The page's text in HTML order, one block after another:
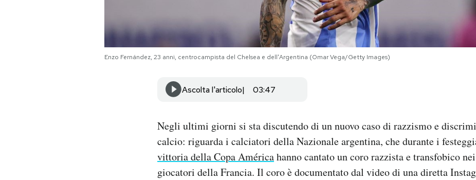
Enzo Fernández, 23 anni, centrocampista del Chelsea e dell'Argentina (Omar Vega/Getty Images)
Ascolta l'articolo 03:47
Negli ultimi giorni si sta discutendo di un nuovo caso di razzismo e
calcio: riguarda i calciatori della Nazionale argentina, che durante i
vittoria della Copa Américahanno cantato un coro razzista e transfobico
giocatori della Francia. Il coro è documentato dal video di una diretta